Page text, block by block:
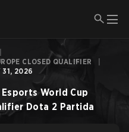
CLOSED QUALIFIER
31, 2026
Esports World Cup
Dota 2 Partida